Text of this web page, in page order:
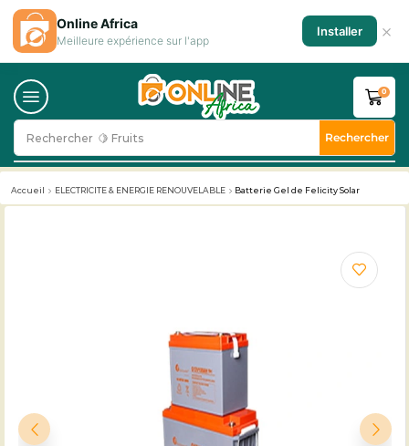
Rechercher 🍋 Fruits Rechercher
0
Accueil ELECTRICITE & ENERGIE RENOUVELABLE Batterie Gel de Felicity Solar
Online Africa
Meilleure expérience sur l'app
Installer ×